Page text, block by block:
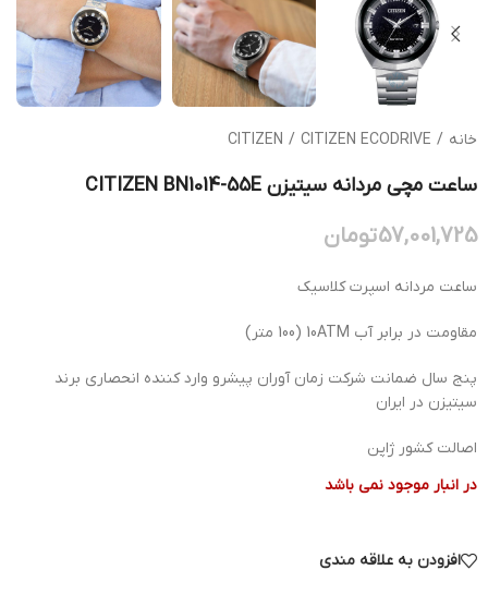
خانه /
CITIZEN / CITIZEN ECODRIVE
ساعت مچی مردانه سیتیزن CITIZEN BN1014-55E
57,001,725تومان
ساعت مردانه اسپرت کلاسیک
مقاومت در برابر آب 10ATM (100 متر)
پنج سال ضمانت شرکت زمان آوران پیشرو وارد کننده انحصاری برند
سیتیزن در ایران
اصالت کشور ژاپن
در انبار موجود نمی باشد
افزودن به علاقه مندی